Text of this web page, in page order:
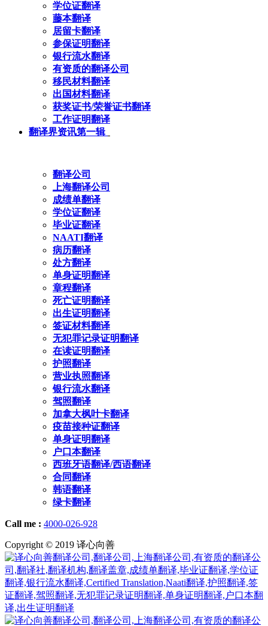
学位证翻译
藤本翻译
居留卡翻译
参保证明翻译
银行流水翻译
有资质的翻译公司
移民材料翻译
出国材料翻译
获奖证书/荣誉证书翻译
工作证明翻译
翻译界资讯第一辑
翻译公司
上海翻译公司
成绩单翻译
学位证翻译
毕业证翻译
NAATI翻译
病历翻译
处方翻译
单身证明翻译
章程翻译
死亡证明翻译
出生证明翻译
签证材料翻译
无犯罪记录证明翻译
在读证明翻译
护照翻译
营业执照翻译
银行流水翻译
驾照翻译
加拿大枫叶卡翻译
疫苗接种证翻译
单身证明翻译
户口本翻译
西班牙语翻译/西语翻译
合同翻译
韩语翻译
绿卡翻译
Call me : 4000-026-928
Copyright © 2019 译心向善